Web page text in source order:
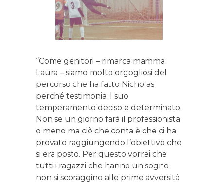
“Come genitori – rimarca mamma
Laura – siamo molto orgogliosi del
percorso che ha fatto Nicholas
perché testimonia il suo
temperamento deciso e determinato.
Non se un giorno farà il professionista
o meno ma ciò che conta è che ci ha
provato raggiungendo l’obiettivo che
si era posto. Per questo vorrei che
tutti i ragazzi che hanno un sogno
non si scoraggino alle prime avversità